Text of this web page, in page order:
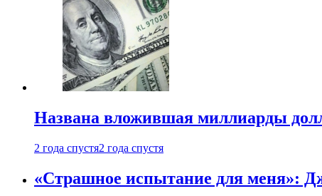
Названа вложившая миллиарды
2 года спустя2 года спустя
«Страшное испытание для меня»: